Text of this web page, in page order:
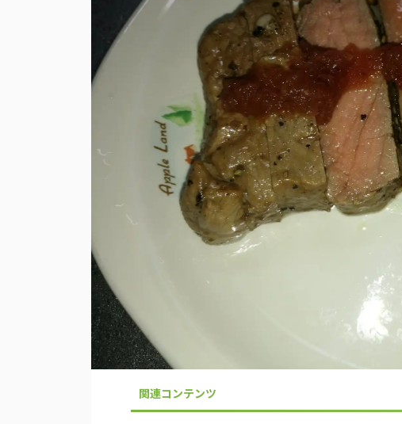
関連コンテンツ